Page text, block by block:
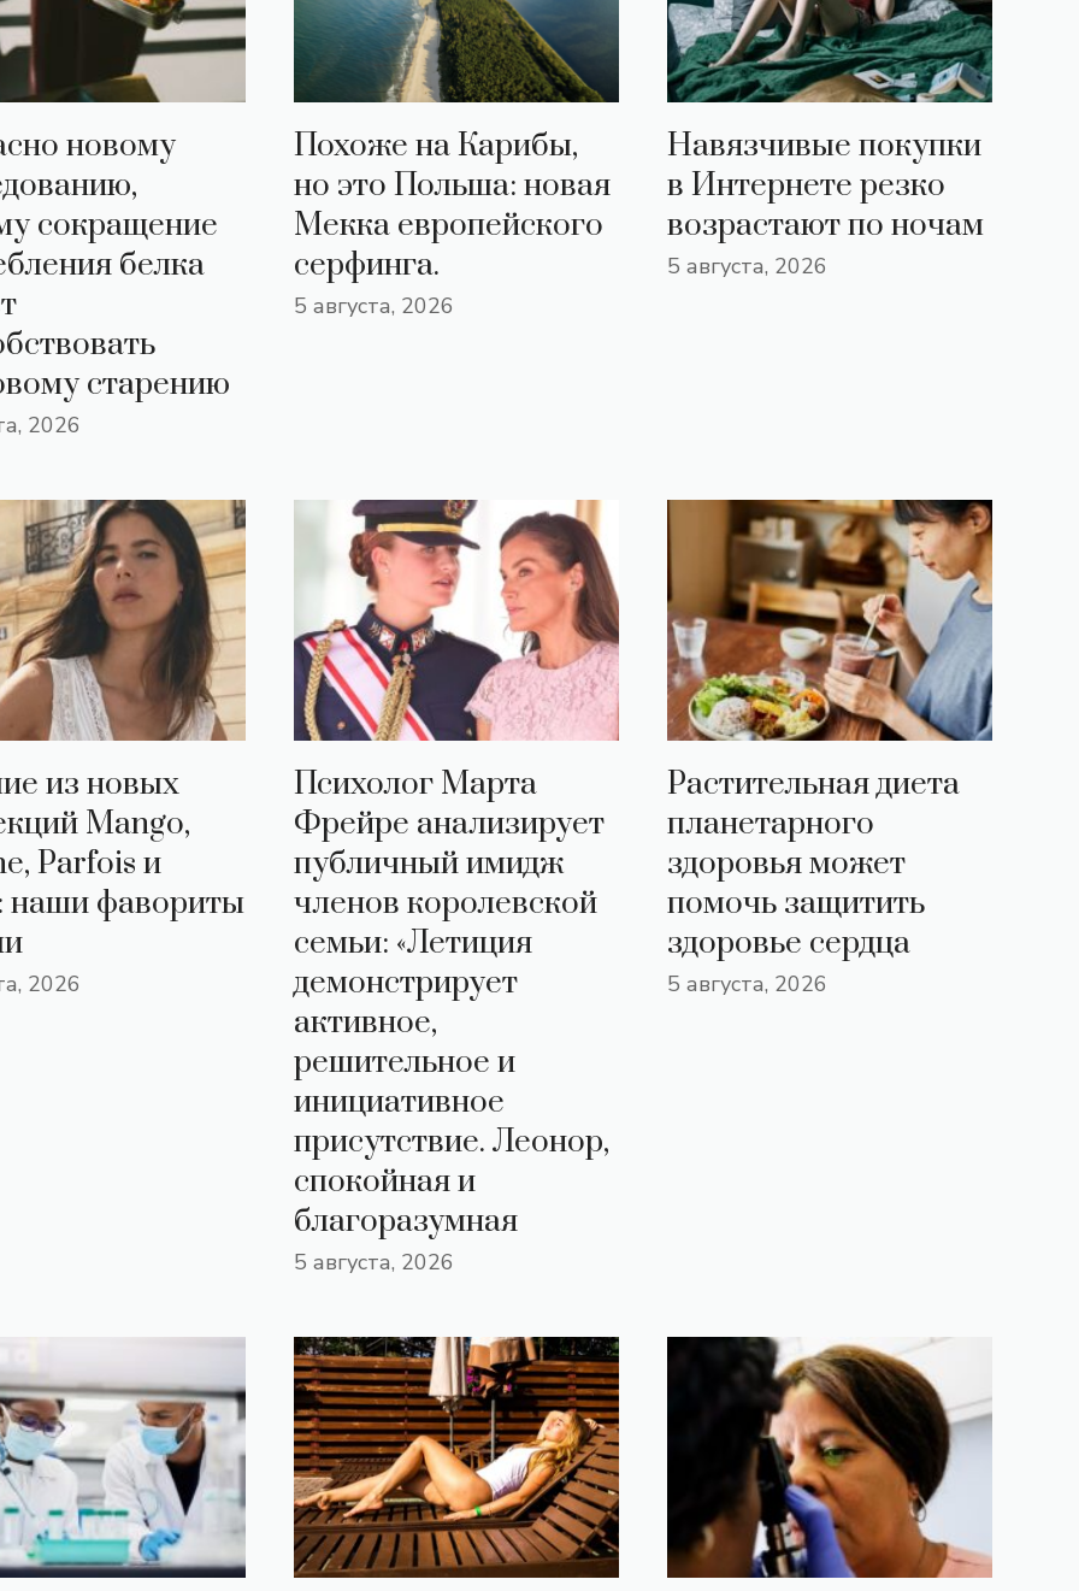
новому
сокращение
белка
старению
2026
Похоже на Карибы,
но это Польша: новая
Мекка европейского
серфинга.
5 августа, 2026
Навязчивые покупки
в Интернете резко
возрастают по ночам
5 августа, 2026
из новых
Mango,
Parfois и
наши фавориты
2026
Психолог Марта
Фрейре анализирует
публичный имидж
членов королевской
семьи: «Летиция
демонстрирует
активное,
решительное и
инициативное
присутствие. Леонор,
спокойная и
благоразумная
5 августа, 2026
Растительная диета
планетарного
здоровья может
помочь защитить
здоровье сердца
5 августа, 2026